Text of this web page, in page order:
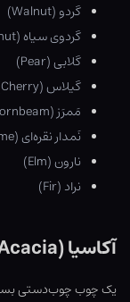
گردو (Walnut)
گردوی سیاه (Black Walnut)
گلابی (Pear)
گیلاس (Cherry)
مَمرَز (Hornbeam)
نَمدار نقره‌ای (Silver Lime)
نارون (Elm)
نراد (Fir)
آکاسیا (Acacia)
یک چوب چوب‌دستی